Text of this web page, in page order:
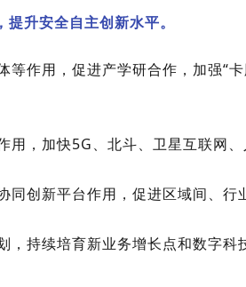
提升安全自主创新水平。
等作用，促进产学研合作，加强“
用，加快5G、北斗、卫星互联网
同创新平台作用，促进区域间、
，持续培育新业务增长点和数字